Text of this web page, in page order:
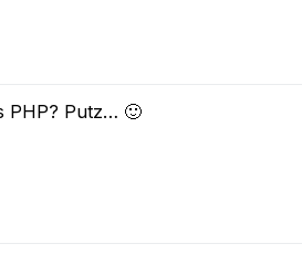
PHP? Putz… 🙂